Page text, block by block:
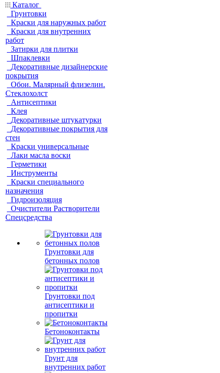
Каталог
Грунтовки
Краски для наружных работ
Краски для внутренних
работ
Затирки для плитки
Шпаклевки
Декоративные дизайнерские
покрытия
Обои. Малярный флизелин.
Стеклохолст
Антисептики
Клея
Декоративные штукатурки
Декоративные покрытия для
стен
Краски универсальные
Лаки масла воски
Герметики
Инструменты
Краски специального
назначения
Гидроизоляция
Очистители Растворители
Спецсредства
Грунтовки для
бетонных полов
Грунтовки под
антисептики и
пропитки
Бетоноконтакты
Грунт для
внутренних работ